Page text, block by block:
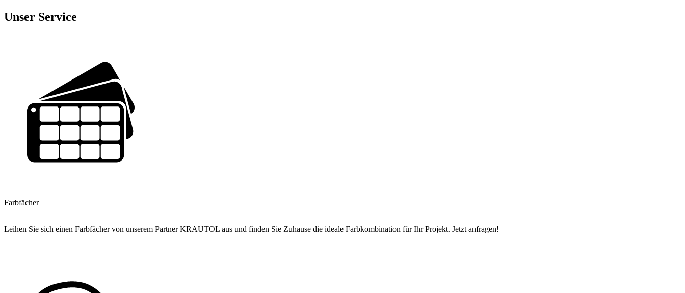
Unser Service
Farbfächer
Leihen Sie sich einen Farbfächer von unserem Partner KRAUTOL aus und finden Sie Zuhause die ideale Farbkombination für Ihr Projekt. Jetzt anfragen!